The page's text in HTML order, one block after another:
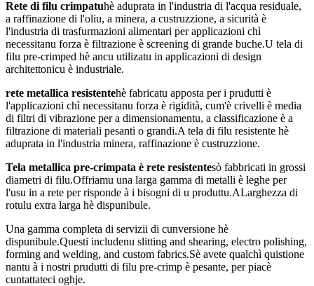
Rete di filu crimpatuhè aduprata in l'industria di l'acqua residuale,
a raffinazione di l'oliu, a minera, a custruzzione, a sicurità è
l'industria di trasfurmazioni alimentari per applicazioni chì
necessitanu forza è filtrazione è screening di grande buche.U tela di
filu pre-crimped hè ancu utilizatu in applicazioni di design
architettonicu è industriale.
rete metallica resistentehè fabricatu apposta per i prudutti è
l'applicazioni chì necessitanu forza è rigidità, cum'è crivelli è media
di filtri di vibrazione per a dimensionamentu, a classificazione è a
filtrazione di materiali pesanti o grandi.A tela di filu resistente hè
aduprata in l'industria minera, raffinazione è custruzzione.
Tela metallica pre-crimpata è rete resistentesò fabbricati in grossi
diametri di filu.Offriamu una larga gamma di metalli è leghe per
l'usu in a rete per risponde à i bisogni di u produttu.ALarghezza di
rotulu extra larga hè dispunibule.
Una gamma completa di servizii di cunversione hè
dispunibule.Questi includenu slitting and shearing, electro polishing,
forming and welding, and custom fabrics.Sè avete qualchì quistione
nantu à i nostri prudutti di filu pre-crimp è pesante, per piacè
cuntattateci oghje.